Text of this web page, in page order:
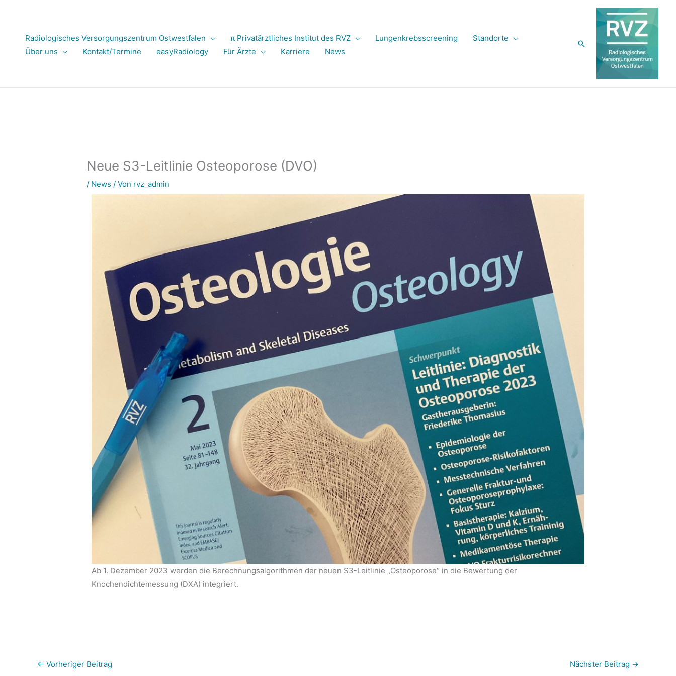
springenRadiologisches Versorgungszentrum Ostwestfalen π Privatärztliches Institut des RVZ Lungenkrebsscreening
Standorte
Über uns
Kontakt/Termine easyRadiology Für Ärzte Karriere News
Suchen
Neue S3-Leitlinie Osteoporose (DVO)
/ News / Von rvz_admin
Ab 1. Dezember 2023 werden die Berechnungsalgorithmen der neuen S3-Leitlinie „Osteoporose“ in die Bewertung der
Knochendichtemessung (DXA) integriert.
← Vorheriger Beitrag Nächster Beitrag →